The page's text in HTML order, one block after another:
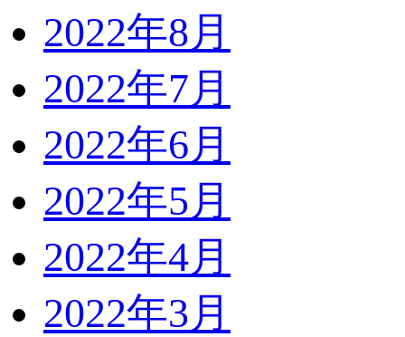
2022年8月
2022年7月
2022年6月
2022年5月
2022年4月
2022年3月